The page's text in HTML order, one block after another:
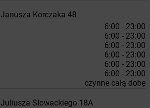
Janusza Korczaka 48
6:00 - 23:00
6:00 - 23:00
6:00 - 23:00
6:00 - 23:00
6:00 - 23:00
6:00 - 23:00
czynne całą dobę
Juliusza Słowackiego 18A